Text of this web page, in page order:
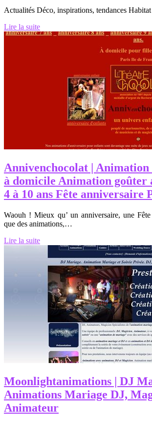
Actualités Déco, inspirations, tendances
Lire la suite
An­nivenchoco­lat |
à domicile Animation goûter
4 à 10 ans Fête an­niver­sai­re
Waouh ! Mieux qu’ un anniversaire, une
que des animations,…
Lire la suite
Moon­lightanima­tions | DJ
Animations Mariage DJ,
Animateur